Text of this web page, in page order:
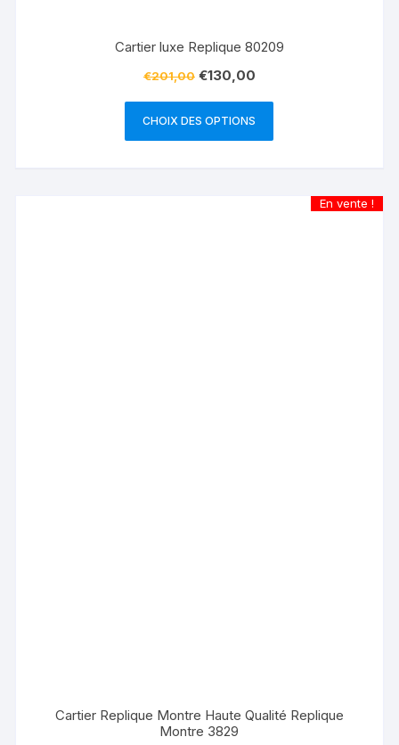
Cartier luxe Replique 80209
€201,00 €130,00
CHOIX DES OPTIONS
En vente !
Cartier Replique Montre Haute Qualité Replique
Montre 3829